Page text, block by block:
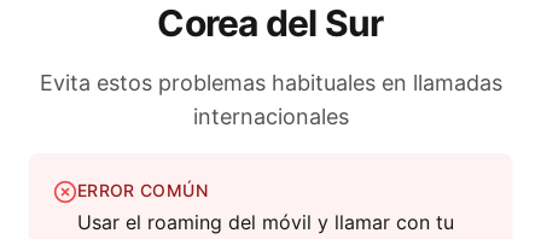
Corea del Sur
Evita estos problemas habituales en llamadas
internacionales
ERROR COMÚN
Usar el roaming del móvil y llamar con tu